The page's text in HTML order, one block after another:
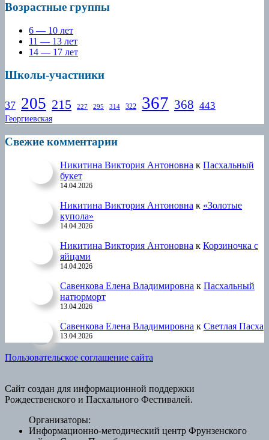
Возрастные группы
6 — 10 лет
11 — 13 лет
14 — 17 лет
Школы-участники
37 205 215 227 295 314 322 367 368 443
Георгиевская
Свежие комментарии
Никитина Виктория Антоновна к Пасхальный
букет
14.04.2026
Никитина Виктория Антоновна к «Золотые
купола»
14.04.2026
Никитина Виктория Антоновна к Корзиночка с
яйцами
14.04.2026
Савенкова Елена Владимировна к Пасхальный
натюрморт
13.04.2026
Савенкова Елена Владимировна к Светлая Пасха
13.04.2026
Пользовательское соглашение сайта
Сайт создан для информационной поддержки
Рождественского и Пасхального Фестивалей.
Организаторы:
Информационно-методический центр Фрунзенского